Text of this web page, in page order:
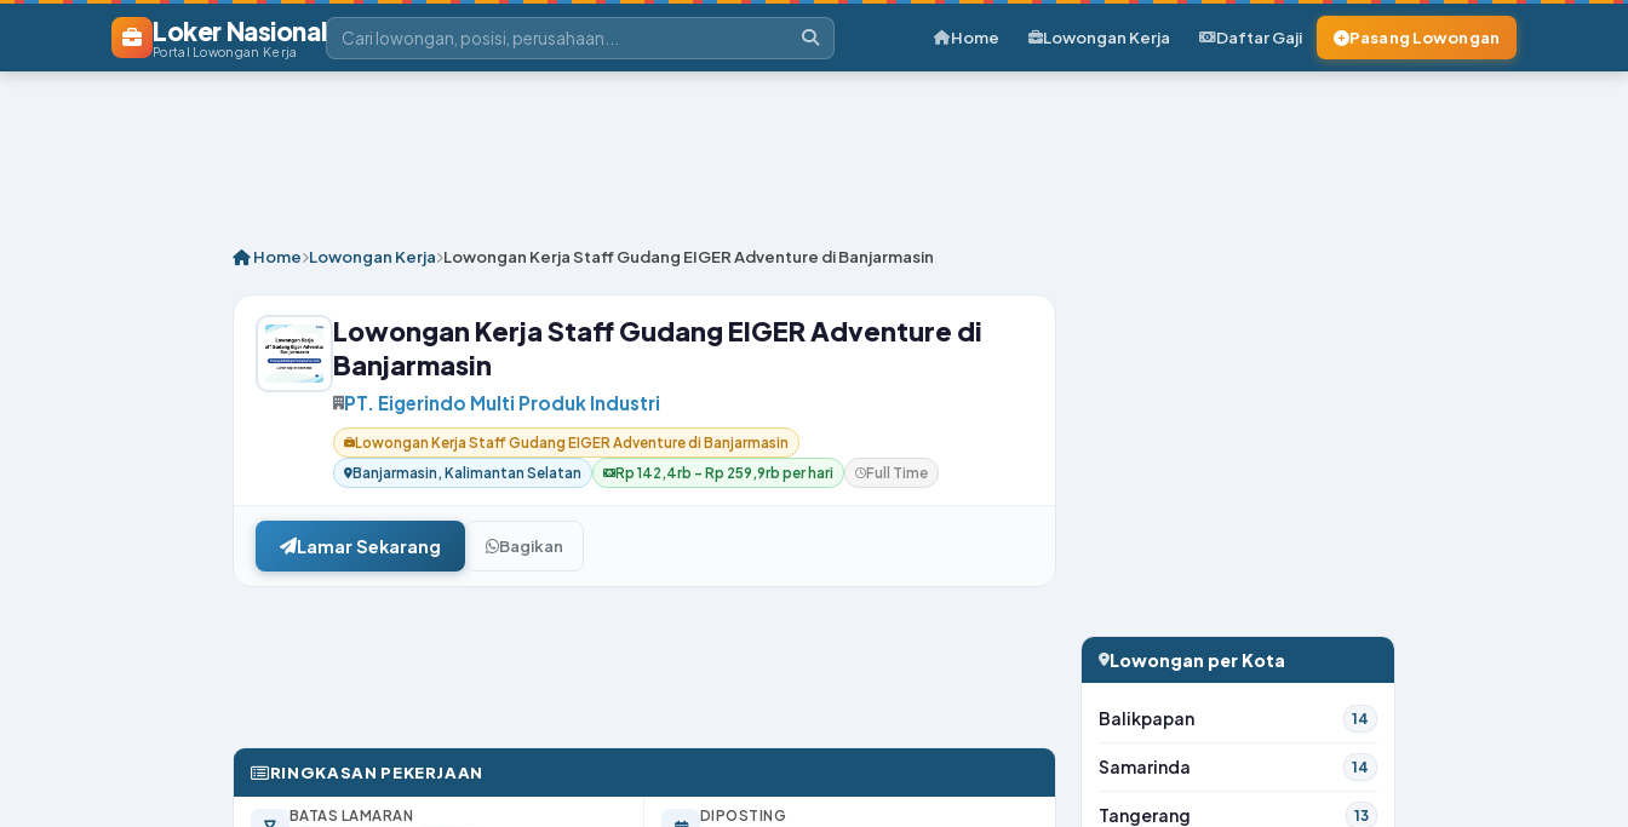
Loker Nasional
Portal Lowongan Kerja
Home Lowongan Kerja Daftar Gaji Pasang Lowongan
Home Lowongan Kerja Lowongan Kerja Staff Gudang EIGER Adventure di Banjarmasin
Lowongan Kerja Staff Gudang EIGER Adventure di
Banjarmasin
PT. Eigerindo Multi Produk Industri
Lowongan Kerja Staff Gudang EIGER Adventure di Banjarmasin
Banjarmasin, Kalimantan Selatan
Rp 142,4rb – Rp 259,9rb per hari Full Time
Lamar Sekarang Bagikan
RINGKASAN PEKERJAAN
BATAS LAMARAN DIPOSTING
Lowongan per Kota
Balikpapan 14
Samarinda 14
Tangerang 13